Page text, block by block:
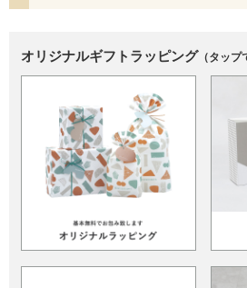
オリジナルギフトラッピング （タップ